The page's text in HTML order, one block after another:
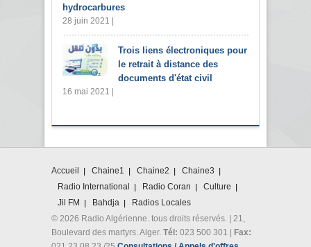
hydrocarbures
28 juin 2021 |
Trois liens électroniques pour
le retrait à distance des
documents d'état civil
16 mai 2021 |
Accueil Chaine1 Chaine2
Chaine3
Radio International
Radio Coran
Culture
Jil FM
Bahdja
Radios Locales
© 2026 Radio Algérienne. tous droits réservés. | 21,
Boulevard des martyrs. Alger. Tél: 023 500 301 |
Fax: